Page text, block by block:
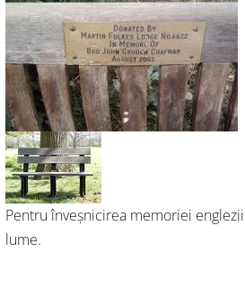
Pentru înveșnicirea memoriei
lume.